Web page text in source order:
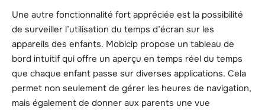
Une autre fonctionnalité fort appréciée est la possibilité
de surveiller l’utilisation du temps d’écran sur les
appareils des enfants. Mobicip propose un tableau de
bord intuitif qui offre un aperçu en temps réel du temps
que chaque enfant passe sur diverses applications. Cela
permet non seulement de gérer les heures de navigation,
mais également de donner aux parents une vue